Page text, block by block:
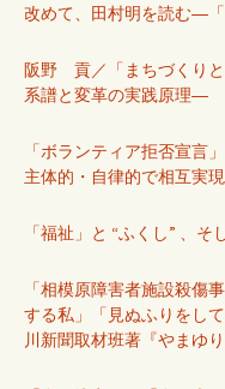
改めて、田村明を読む―
阪野 貢／「まちづくり
系譜と変革の実践原理―
「ボランティア拒否宣言
主体的・自律的で相互実
「福祉」と “ふくし” 、そ
「相模原障害者施設殺傷
する私」「見ぬふりをし
川新聞取材班著『やまゆ